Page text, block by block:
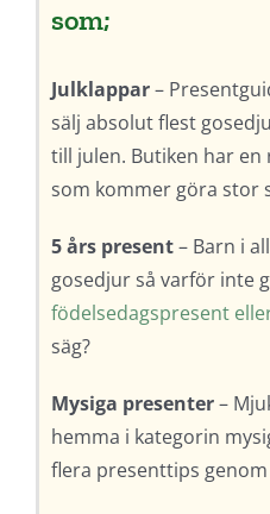
som;
Julklappar–
sälj absolut flest
till julen. Butiken har en
som kommer göra stor
5 års present– Barn i
gosedjur så varför inte
födelsedagspresent
säg?
Mysiga presenter–
hemma i kategorin
flera presenttips